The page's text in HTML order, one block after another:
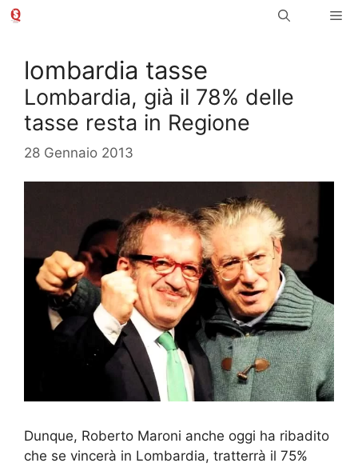
Vai
lombardia tasse
Lombardia, già il 78% delle
tasse resta in Regione
28 Gennaio 2013
Dunque, Roberto Maroni anche oggi ha ribadito
che se vincerà in Lombardia, tratterrà il 75%